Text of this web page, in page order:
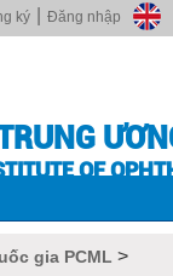
Đăng nhập
ký
OF
gia PCML >